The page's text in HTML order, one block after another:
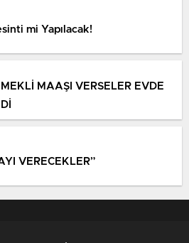
mi Yapılacak!
MAAŞI VERSELER EVDE
VERECEKLER”